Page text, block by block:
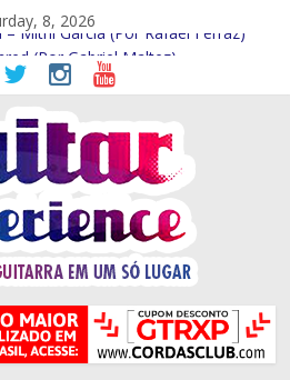
8, 2026
– Mithi Garcia (Por Rafael Ferraz)
(Por Gabriel Maltez)
(por Gabriel Maltez)
– Marcelo Souza (por Gabriel Maltez)
Rod Rodrigues (Por Rafael Ferraz)